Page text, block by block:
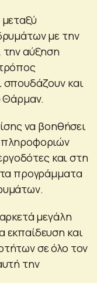
με την
την αύξηση
και
Θάρμαν.
να βοηθήσει
και στη
προγράμματα
μεγάλη
εκπαίδευση και
σε όλο τον
την